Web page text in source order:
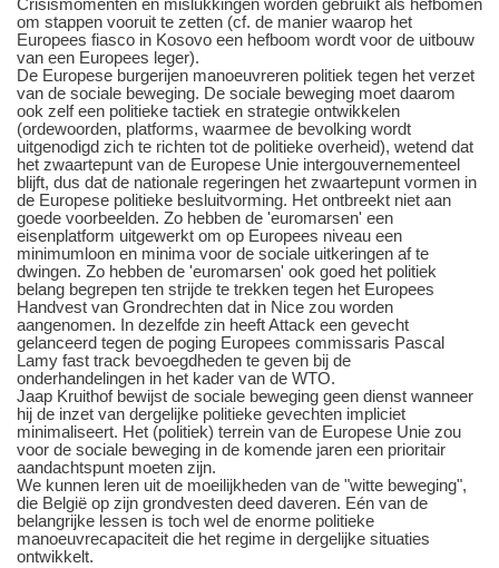
Crisismomenten en mislukkingen worden gebruikt als hefbomen
om stappen vooruit te zetten (cf. de manier waarop het
Europees fiasco in Kosovo een hefboom wordt voor de uitbouw
van een Europees leger).
De Europese burgerijen manoeuvreren politiek tegen het verzet
van de sociale beweging. De sociale beweging moet daarom
ook zelf een politieke tactiek en strategie ontwikkelen
(ordewoorden, platforms, waarmee de bevolking wordt
uitgenodigd zich te richten tot de politieke overheid), wetend dat
het zwaartepunt van de Europese Unie intergouvernementeel
blijft, dus dat de nationale regeringen het zwaartepunt vormen in
de Europese politieke besluitvorming. Het ontbreekt niet aan
goede voorbeelden. Zo hebben de 'euromarsen' een
eisenplatform uitgewerkt om op Europees niveau een
minimumloon en minima voor de sociale uitkeringen af te
dwingen. Zo hebben de 'euromarsen' ook goed het politiek
belang begrepen ten strijde te trekken tegen het Europees
Handvest van Grondrechten dat in Nice zou worden
aangenomen. In dezelfde zin heeft Attack een gevecht
gelanceerd tegen de poging Europees commissaris Pascal
Lamy fast track bevoegdheden te geven bij de
onderhandelingen in het kader van de WTO.
Jaap Kruithof bewijst de sociale beweging geen dienst wanneer
hij de inzet van dergelijke politieke gevechten impliciet
minimaliseert. Het (politiek) terrein van de Europese Unie zou
voor de sociale beweging in de komende jaren een prioritair
aandachtspunt moeten zijn.
We kunnen leren uit de moeilijkheden van de "witte beweging",
die België op zijn grondvesten deed daveren. Eén van de
belangrijke lessen is toch wel de enorme politieke
manoeuvrecapaciteit die het regime in dergelijke situaties
ontwikkelt.